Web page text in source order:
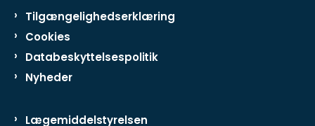
Tilgængelighedserklæring
Cookies
Databeskyttelsespolitik
Nyheder
Lægemiddelstyrelsen